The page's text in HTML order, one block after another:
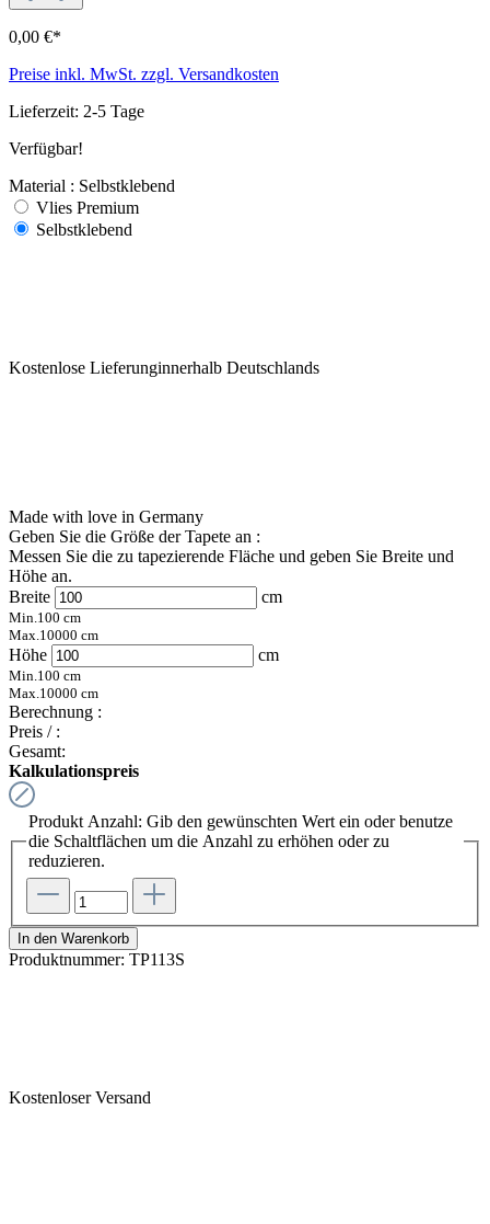
0,00 €*
Preise inkl. MwSt. zzgl. Versandkosten
Lieferzeit: 2-5 Tage
Verfügbar!
Material : Selbstklebend
Vlies Premium
Selbstklebend
Kostenlose Lieferunginnerhalb Deutschlands
Made with love in Germany
Geben Sie die Größe der Tapete an :
Messen Sie die zu tapezierende Fläche und geben Sie Breite und
Höhe an.
Breite
cm
Min.100 cm
Max.10000 cm
Höhe cm
Min.100 cm
Max.10000 cm
Berechnung :
Preis / :
Gesamt:
Kalkulationspreis
Produkt Anzahl: Gib den gewünschten Wert ein oder benutze
die Schaltflächen um die Anzahl zu erhöhen oder zu
reduzieren.
In den Warenkorb
Produktnummer: TP113S
Kostenloser Versand